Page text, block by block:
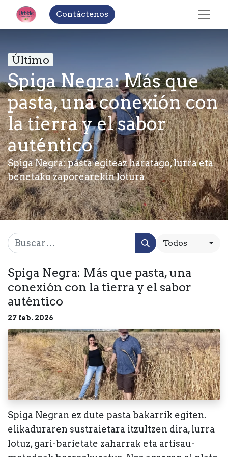
Contáctenos
Último
Spiga Negra: Más que
pasta, una conexión con
la tierra y el sabor
auténtico
Spiga Negra: pasta egiteaz haratago, lurra eta
benetako zaporearekin lotura
Todos
Spiga Negra: Más que pasta, una
conexión con la tierra y el sabor
auténtico
27 feb. 2026
Spiga Negran ez dute pasta bakarrik egiten.
elikaduraren sustraietara itzultzen dira, lurra
lotuz, gari-barietate zaharrak eta artisau-